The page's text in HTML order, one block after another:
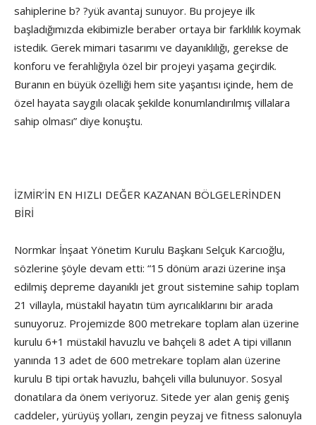
sahiplerine b? ?yük avantaj sunuyor. Bu projeye ilk
başladığımızda ekibimizle beraber ortaya bir farklılık koymak
istedik. Gerek mimari tasarımı ve dayanıklılığı, gerekse de
konforu ve ferahlığıyla özel bir projeyi yaşama geçirdik.
Buranın en büyük özelliği hem site yaşantısı içinde, hem de
özel hayata saygılı olacak şekilde konumlandırılmış villalara
sahip olması” diye konuştu.
İZMİR’İN EN HIZLI DEĞER KAZANAN BÖLGELERİNDEN
BİRİ
Normkar İnşaat Yönetim Kurulu Başkanı Selçuk Karcıoğlu,
sözlerine şöyle devam etti: “15 dönüm arazi üzerine inşa
edilmiş depreme dayanıklı jet grout sistemine sahip toplam
21 villayla, müstakil hayatın tüm ayrıcalıklarını bir arada
sunuyoruz. Projemizde 800 metrekare toplam alan üzerine
kurulu 6+1 müstakil havuzlu ve bahçeli 8 adet A tipi villanın
yanında 13 adet de 600 metrekare toplam alan üzerine
kurulu B tipi ortak havuzlu, bahçeli villa bulunuyor. Sosyal
donatılara da önem veriyoruz. Sitede yer alan geniş geniş
caddeler, yürüyüş yolları, zengin peyzaj ve fitness salonuyla